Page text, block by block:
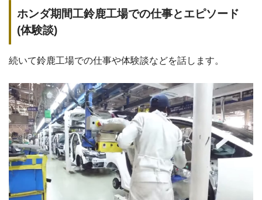
ホンダ期間工鈴鹿工場での仕事とエピソード
(体験談)
続いて鈴鹿工場での仕事や体験談などを話します。